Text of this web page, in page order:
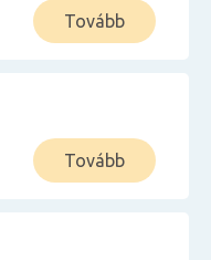
Tovább
Tovább